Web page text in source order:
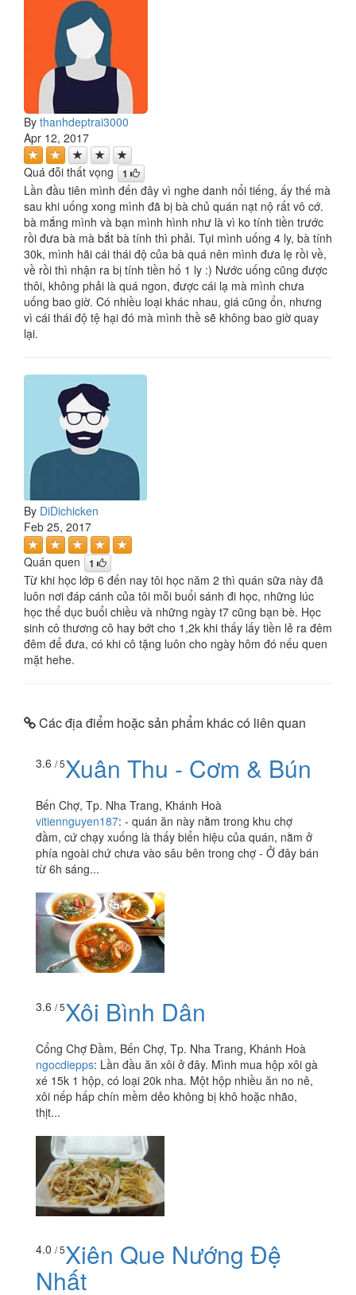
By thanhdeptrai3000
Apr 12, 2017
Quá đỗi thất vọng 1
Lần đầu tiên mình đến đây vì nghe danh nổi tiếng, ấy thế mà
sau khi uống xong mình đã bị bà chủ quán nạt nộ rất vô cớ.
bà mắng mình và bạn mình hình như là vì ko tính tiền trước
rồi đưa bà mà bắt bà tính thì phải. Tụi mình uống 4 ly, bà tính
30k, mình hãi cái thái độ của bà quá nên mình đưa lẹ rồi về,
về rồi thì nhận ra bị tính tiền hố 1 ly :) Nước uống cũng được
thôi, không phải là quá ngon, được cái lạ mà mình chưa
uống bao giờ. Có nhiều loại khác nhau, giá cũng ổn, nhưng
vì cái thái độ tệ hại đó mà mình thề sẽ không bao giờ quay
lại.
By DiDichicken
Feb 25, 2017
Quán quen 1
Từ khi học lớp 6 đến nay tôi học năm 2 thì quán sữa này đã
luôn nơi đáp cánh của tôi mỗi buổi sánh đi học, những lúc
học thể dục buổi chiều và những ngày t7 cũng bạn bè. Học
sinh cô thương cô hay bớt cho 1,2k khi thấy lấy tiền lẻ ra đêm
đêm để đưa, có khi cô tặng luôn cho ngày hôm đó nếu quen
mặt hehe.
Các địa điểm hoặc sản phẩm khác có liên quan
3.6 / 5Xuân Thu - Cơm & Bún
Bến Chợ, Tp. Nha Trang, Khánh Hoà
vitiennguyen187: - quán ăn này nằm trong khu chợ
đầm, cứ chạy xuống là thấy biển hiệu của quán, nằm ở
phía ngoài chứ chưa vào sâu bên trong chợ - Ở đây bán
từ 6h sáng...
3.6 / 5Xôi Bình Dân
Cổng Chợ Đầm, Bến Chợ, Tp. Nha Trang, Khánh Hoà
ngocdiepps: Lần đầu ăn xôi ở đây. Mình mua hộp xôi gà
xé 15k 1 hộp, có loại 20k nha. Một hộp nhiều ăn no nê,
xôi nếp hấp chín mềm dẻo không bị khô hoặc nhão,
thịt...
4.0 / 5Xiên Que Nướng Đệ
Nhất